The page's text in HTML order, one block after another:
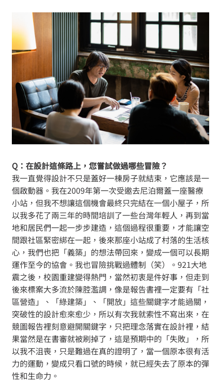
Q：在設計這條路上，您嘗試做過哪些冒險？
我一直覺得設計不只是蓋好一棟房子就結束，它應該是一
個啟動器。我在2009年第一次受邀去尼泊爾蓋一座醫療
小站，但我不想讓這個機會最終只完結在一個小屋子，所
以我多花了兩三年的時間培訓了一些台灣年輕人，再到當
地和居民們一起一步步建造，這個過程很重要，才能讓空
間跟社區緊密綁在一起，後來那座小站成了村落的生活核
心，我們也把「義築」的想法帶回來，變成一個可以長期
運作至今的協會。我也冒險挑戰過體制（笑）。921大地
震之後，校園重建變得熱門，當然初衷是件好事，但走到
後來標案大多流於陳腔濫調，像是報告書裡一定要有「社
區營造」、「綠建築」、「開放」這些關鍵字才能過關，
突破性的設計愈來愈少，所以有次我就索性不寫出來，在
競圖報告裡刻意避開關鍵字，只把理念落實在設計裡，結
果當然是在書審就被刷掉了，這是預期中的「失敗」，所
以我不沮喪，只是難過在真的證明了，當一個原本很有活
力的運動，變成只看口號的時候，就已經失去了原本的彈
性和生命力。